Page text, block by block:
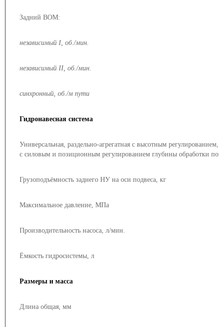
Задний ВОМ:
независимый I, об./мин.
независимый II, об./мин.
синхронный, об./м пути
Гидронавесная система
Универсальная, раздельно-агрегатная с высотным
с силовым и позиционным регулированием глубины обработки
Грузоподъёмность заднего НУ на оси подвеса, кг
Максимальное давление, МПа
Производительность насоса, л/мин.
Ёмкость гидросистемы, л
Размеры и масса
Длина общая, мм